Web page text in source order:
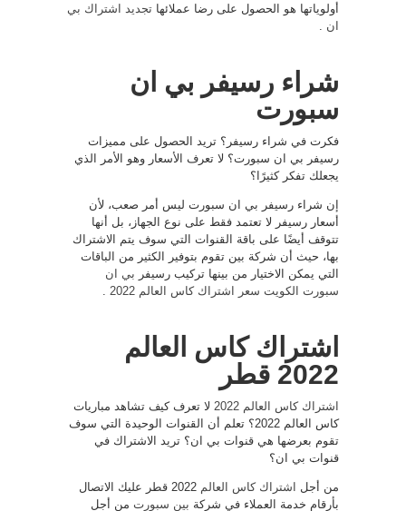
أولوياتها هو الحصول على رضا عملائها تجديد اشتراك بي
ان
شراء رسيفر بي ان
سبورت
فكرت في شراء رسيفر؟ تريد الحصول على مميزات
رسيفر بي ان سبورت؟ لا تعرف الأسعار وهو الأمر الذي
يجعلك تفكر كثيرًا؟
إن شراء رسيفر بي ان سبورت ليس أمر صعب، لأن
أسعار رسيفر لا تعتمد فقط على نوع الجهاز، بل أنها
تتوقف أيضًا على باقة القنوات التي سوف يتم الاشتراك
بها، حيث أن شركة بين تقوم بتوفير الكثير من الباقات
التي يمكن الاختيار من بينها تركيب رسيفر بي ان
سبورت الكويت سعر اشتراك كاس العالم 2022
اشتراك كاس العالم
2022 قطر
اشتراك كاس العالم 2022
لا تعرف كيف تشاهد مباريات
كاس العالم 2022؟ تعلم أن القنوات الوحيدة التي سوف
تقوم بعرضها هي قنوات بي ان؟ تريد الاشتراك في
قنوات بي ان؟
من أجل اشتراك كاس العالم
2022 قطر عليك الاتصال
بأرقام خدمة العملاء في شركة بين سبورت من أجل